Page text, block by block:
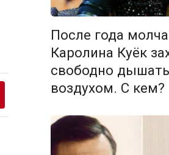
После года
Каролина Куёк
свободно
воздухом. С кем?